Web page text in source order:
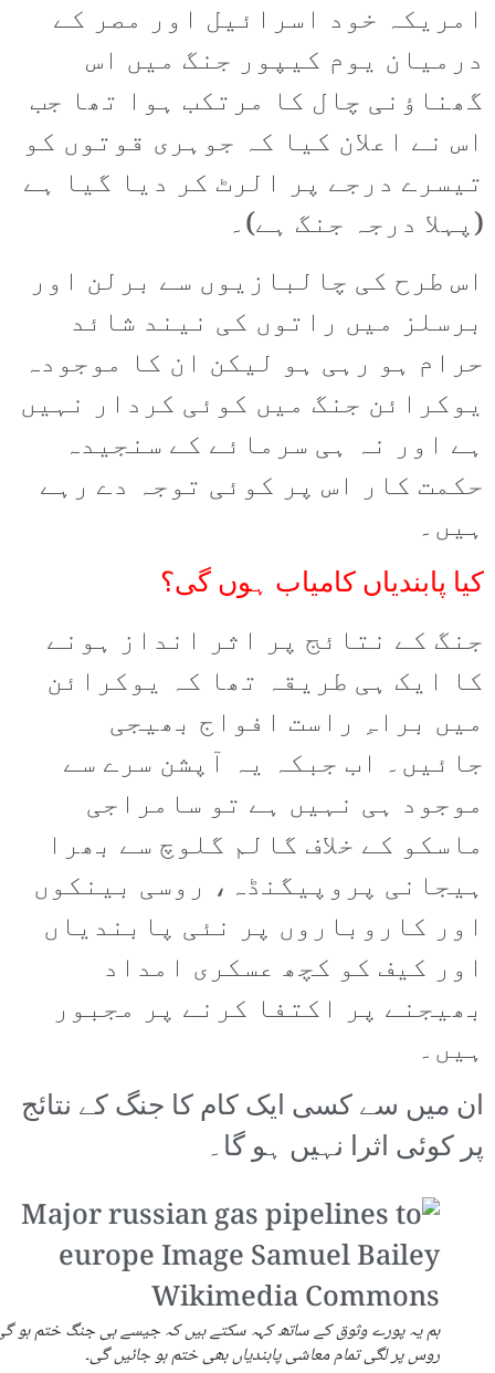
امریکہ خود اسرائیل اور مصر کے
درمیان یوم کیپور جنگ میں اس
گھناؤنی چال کا مرتکب ہوا تھا جب
اس نے اعلان کیا کہ جوہری قوتوں کو
تیسرے درجے پر الرٹ کر دیا گیا ہے
(پہلا درجہ جنگ ہے)۔
اس طرح کی چالبازیوں سے برلن اور
برسلز میں راتوں کی نیند شائد
حرام ہو رہی ہو لیکن ان کا موجودہ
یوکرائن جنگ میں کوئی کردار نہیں
ہے اور نہ ہی سرمائے کے سنجیدہ
حکمت کار اس پر کوئی توجہ دے رہے
ہیں۔
کیا پابندیاں کامیاب ہوں گی؟
جنگ کے نتائج پر اثر انداز ہونے
کا ایک ہی طریقہ تھا کہ یوکرائن
میں براہِ راست افواج بھیجی
جائیں۔ اب جبکہ یہ آپشن سرے سے
موجود ہی نہیں ہے تو سامراجی
ماسکو کے خلاف گالم گلوچ سے بھرا
ہیجانی پروپیگنڈہ، روسی بینکوں
اور کاروباروں پر نئی پابندیاں
اور کیف کو کچھ عسکری امداد
بھیجنے پر اکتفا کرنے پر مجبور
ہیں۔
ان میں سے کسی ایک کام کا جنگ کے نتائج
پر کوئی اثرا نہیں ہو گا۔
ہم یہ پورے وثوق کے ساتھ کہہ سکتے ہیں کہ جیسے ہی جنگ ختم ہو
روس پر لگی تمام معاشی پابندیاں بھی ختم ہو جائیں گی۔